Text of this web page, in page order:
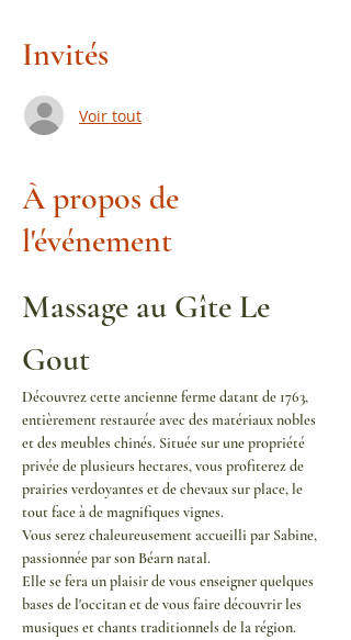
Invités
Voir tout
À propos de
l'événement
Massage au Gîte Le
Gout
Découvrez cette ancienne ferme datant de 1763,
entièrement restaurée avec des matériaux nobles
et des meubles chinés. Située sur une propriété
privée de plusieurs hectares, vous profiterez de
prairies verdoyantes et de chevaux sur place, le
tout face à de magnifiques vignes.
Vous serez chaleureusement accueilli par Sabine,
passionnée par son Béarn natal.
Elle se fera un plaisir de vous enseigner quelques
bases de l'occitan et de vous faire découvrir les
musiques et chants traditionnels de la région.